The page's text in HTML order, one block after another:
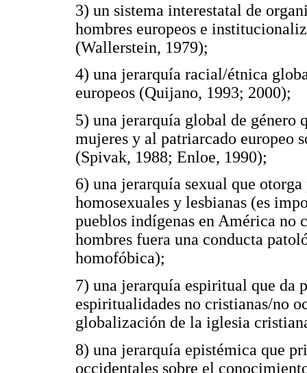
3) un sistema interestatal de
hombres europeos e
(Wallerstein, 1979);
4) una jerarquía racial/étnica
europeos (Quijano, 1993; 2000);
5) una jerarquía global de género
mujeres y al patriarcado europeo
(Spivak, 1988; Enloe, 1990);
6) una jerarquía sexual que
homosexuales y lesbianas (es
pueblos indígenas en América no
hombres fuera una conducta
homofóbica);
7) una jerarquía espiritual que da
espiritualidades no cristianas/no
globalización de la iglesia
8) una jerarquía epistémica que
occidentales sobre el